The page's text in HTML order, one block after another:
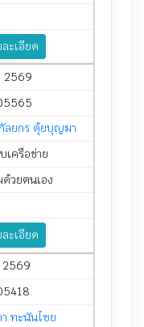
ละเอียด
2569
ลยกร ตุ้ยบุญมา
เครือข่าย
วยตนเอง
ละเอียด
2569
ทะนันไชย